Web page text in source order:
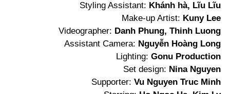
Styling Assistant: Khánh hà, Lĩu Lĩu
Make-up Artist: Kuny Lee
Videographer: Danh Phung, Thinh Luong
Assistant Camera: Nguyễn Hoàng Long
Lighting: Gonu Production
Set design: Nina Nguyen
Supporter: Vu Nguyen Truc Minh